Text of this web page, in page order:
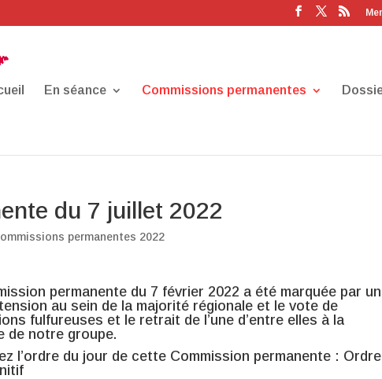
En séance Commissions permanentes
du 7 juillet 2022
permanentes 2022
permanente du 7 février 2022 a été marquée par
au sein de la majorité régionale et le vote de
fulfureuses et le retrait de l’une d’entre elles à la
de notre groupe.
l’ordre du jour de cette Commission permanente :